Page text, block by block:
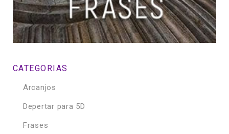
CATEGORIAS
Arcanjos
Depertar para 5D
Frases